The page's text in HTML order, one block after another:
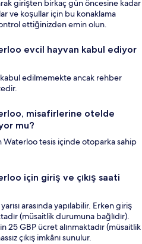
girişten birkaç gün öncesine kadar
ve koşullar için bu konaklama
ettiğinizden emin olun.
evcil hayvan kabul ediyor
edilmemekte ancak rehber
misafirlerine otelde
mu?
Waterloo tesis içinde otoparka sahip
için giriş ve çıkış saati
arasında yapılabilir. Erken giriş
(müsaitlik durumuna bağlıdır).
25 GBP ücret alınmaktadır (müsaitlik
çıkış imkânı sunulur.